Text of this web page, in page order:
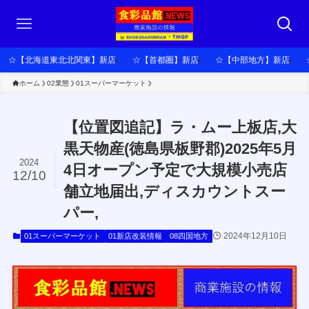
☆【北海道東北北関東】新店 ☆【首都圏】新店 ☆【中部地方】新店
ホーム 02業態 01スーパーマーケット
【位置図追記】ラ・ムー上板店,大
黒天物産(徳島県板野郡)2025年5月
4日オープン予定で大規模小売店
舗立地届出,ディスカウントスー
パー,
2024
12/10
01スーパーマーケット 01新店改装情報 08四国地方 2024年12月10日